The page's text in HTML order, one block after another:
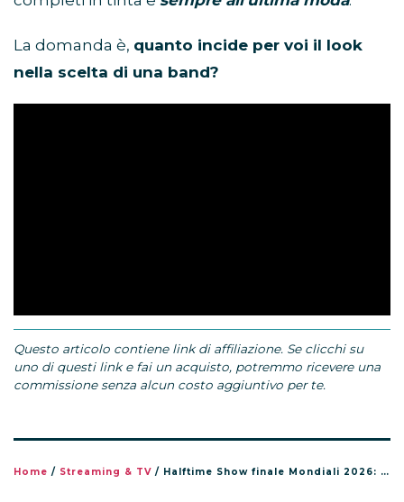
La domanda è, quanto incide per voi il look
nella scelta di una band?
Questo articolo contiene link di affiliazione. Se clicchi su
uno di questi link e fai un acquisto, potremmo ricevere una
commissione senza alcun costo aggiuntivo per te.
Home / Streaming & TV / Halftime Show finale Mondiali 2026: orario, dove vederlo e chi canta